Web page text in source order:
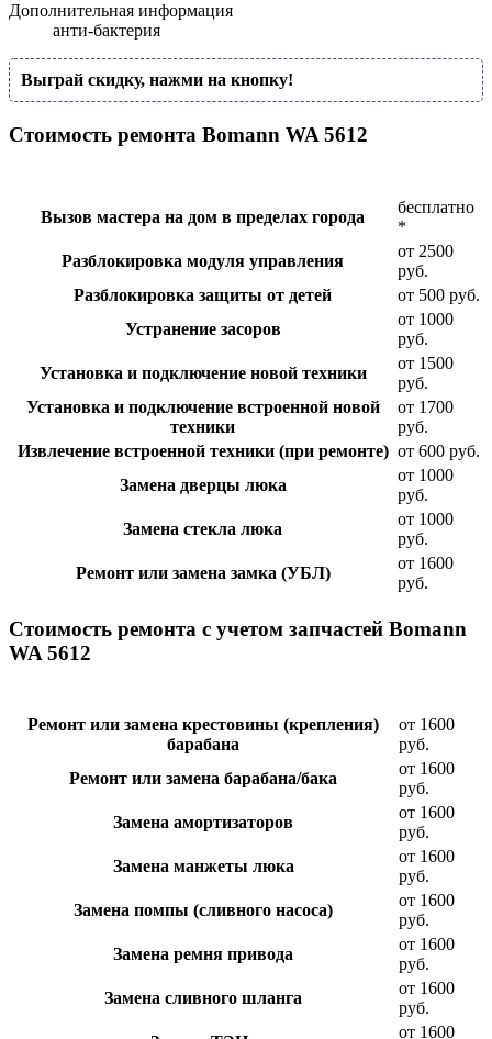
Дополнительная информация
анти-бактерия
Выграй скидку, нажми на кнопку!
Стоимость ремонта Bomann WA 5612
Вызов мастера на дом в пределах города
бесплатно
*
Разблокировка модуля управления
от 2500
руб.
Разблокировка защиты от детей
от 500 руб.
Устранение засоров
от 1000
руб.
Установка и подключение новой техники
от 1500
руб.
Установка и подключение встроенной новой
техники
от 1700
руб.
Извлечение встроенной техники (при ремонте) от 600 руб.
Замена дверцы люка
от 1000
руб.
Замена стекла люка
от 1000
руб.
Ремонт или замена замка (УБЛ)
от 1600
руб.
Стоимость ремонта с учетом запчастей Bomann
WA 5612
Ремонт или замена крестовины (крепления)
барабана
от 1600
руб.
Ремонт или замена барабана/бака
от 1600
руб.
Замена амортизаторов
от 1600
руб.
Замена манжеты люка
от 1600
руб.
Замена помпы (сливного насоса)
от 1600
руб.
Замена ремня привода
от 1600
руб.
Замена сливного шланга
от 1600
руб.
от 1600